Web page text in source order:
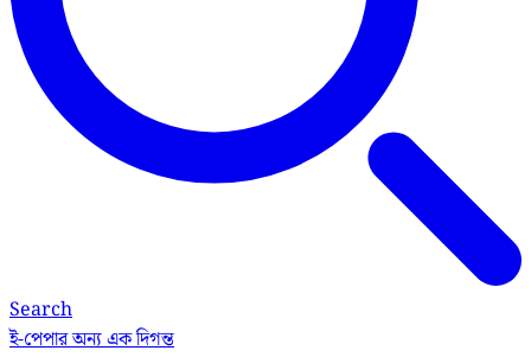
Search
ই-পেপারঅন্য এক দিগন্ত